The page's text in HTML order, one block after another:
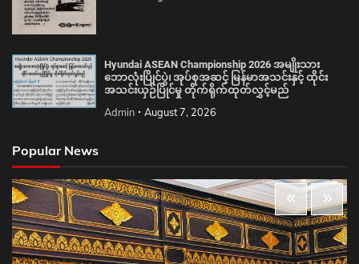
Hyundai ASEAN Championship 2026 အမျိုးသား
ဘောလုံးပြိုင်ပွဲ၊ အုပ်စုအဆင့် မြန်မာအသင်းနှင့် ထိုင်း
အသင်းယှဉ်ပြိုင်မှု တိုက်ရိုက်ထုတ်လွှင့်မည်
Admin August 7, 2026
Popular News